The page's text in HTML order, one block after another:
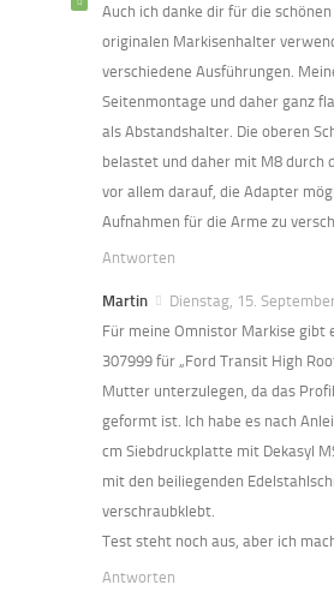
Auch ich danke dir für die
originalen Markisenhalter
verschiedene Ausführungen.
Seitenmontage und daher ganz
als Abstandshalter. Die oberen
belastet und daher mit M8 durch
vor allem darauf, die Adapter
Aufnahmen für die Arme zu
Antworten
Martin
Dienstag, 15.
Für meine Omnistor Markise gibt
307999 für „Ford Transit High
Mutter unterzulegen, da das
geformt ist. Ich habe es nach
cm Siebdruckplatte mit Dekasyl
mit den beiliegenden
verschraubklebt.
Test steht noch aus, aber ich
Antworten